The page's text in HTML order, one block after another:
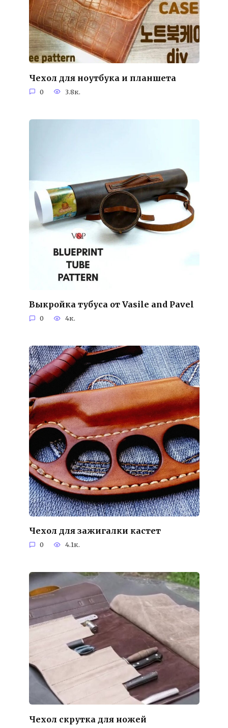
Чехол для ноутбука и планшета
0 3.8к.
Выкройка тубуса от Vasile and Pavel
0 4к.
Чехол для зажигалки кастет
0 4.1к.
Чехол скрутка для ножей